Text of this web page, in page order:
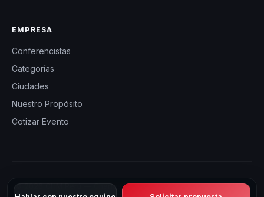
EMPRESA
Conferencistas
Categorías
Ciudades
Nuestro Propósito
Cotizar Evento
© 2026 CHM Perú — Charlas Motivacionales en Perú. Todos los